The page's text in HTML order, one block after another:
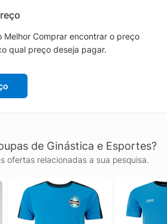
Melhor Comprar encontrar o preço
qual preço deseja pagar.
de Ginástica e Esportes?
ofertas relacionadas a sua pesquisa.